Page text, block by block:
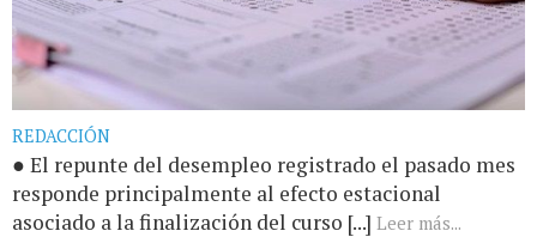
REDACCIÓN
● El repunte del desempleo registrado el pasado mes
responde principalmente al efecto estacional
asociado a la finalización del curso [...] Leer más...